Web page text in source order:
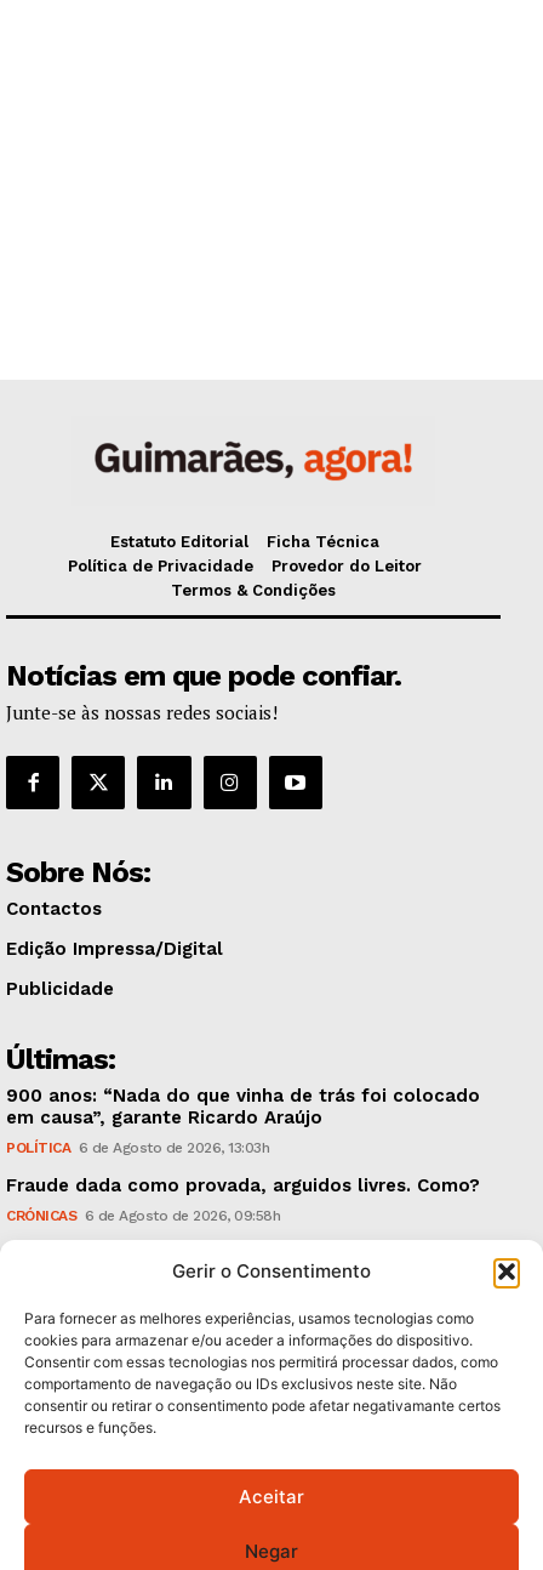
Gerir o Consentimento
Para fornecer as melhores experiências, usamos tecnologias como
cookies para armazenar e/ou aceder a informações do dispositivo.
Consentir com essas tecnologias nos permitirá processar dados, como
comportamento de navegação ou IDs exclusivos neste site. Não
consentir ou retirar o consentimento pode afetar negativamante certos
recursos e funções.
Aceitar
Negar
Estatuto Editorial
Ficha Técnica
Política de Privacidade
Provedor do Leitor
Termos & Condições
Notícias em que pode confiar.
Junte-se às nossas redes sociais!
Sobre Nós:
Contactos
Edição Impressa/Digital
Publicidade
Últimas:
900 anos: “Nada do que vinha de trás foi colocado
em causa”, garante Ricardo Araújo
POLÍTICA 6 de Agosto de 2026, 13:03h
Fraude dada como provada, arguidos livres. Como?
CRÓNICAS 6 de Agosto de 2026, 09:58h
Subscreva Newsletter:
QUERO ADERIR